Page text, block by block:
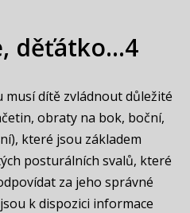
děťátko...4
musí dítě zvládnout důležité
obraty na bok, boční,
které jsou základem
posturálních svalů, které
za jeho správné
k dispozici informace